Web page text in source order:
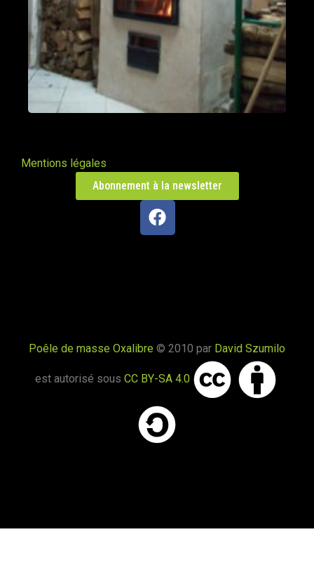
Mentions légales
Abonnement à la newsletter
Poêle de masse Oxalibre © 2010 par David Szumilo
est autorisé sous CC BY-SA 4.0